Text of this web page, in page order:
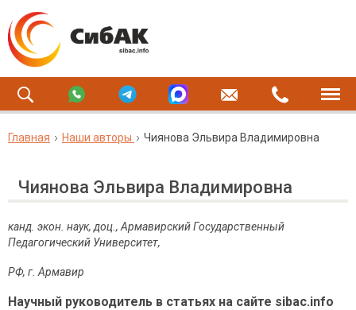
Главная Наши авторы Чиянова Эльвира Владимировна
Чиянова Эльвира Владимировна
канд. экон. наук, доц., Армавирский Государственный
Педагогический Университет,
РФ, г. Армавир
Научный руководитель в статьях на сайте sibac.info